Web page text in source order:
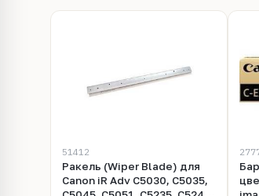
51412
Ракель (Wiper Blade) для
Canon iR Adv C5030, C5035,